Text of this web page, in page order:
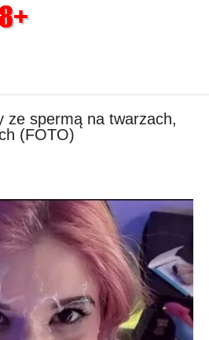
ze spermą na twarzach,
(FOTO)